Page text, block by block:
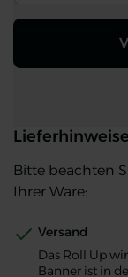
Lieferhinweise
Bitte beachten
Ihrer Ware:
Versand
Das Roll Up
Banner ist in